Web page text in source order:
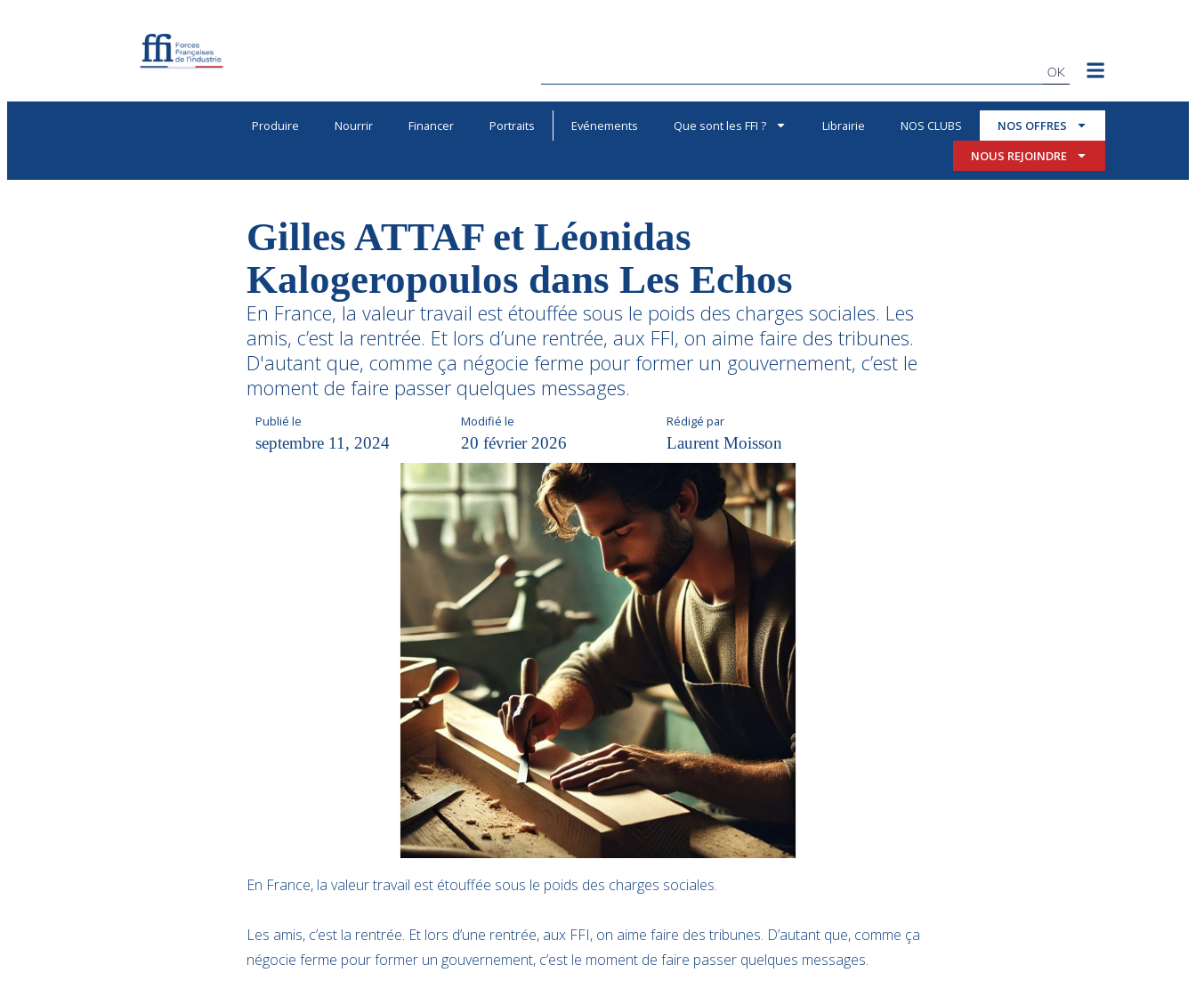
OK
Produire Nourrir Financer Portraits Evénements Que sont les FFI ? Librairie NOS CLUBS
NOS OFFRES
NOUS REJOINDRE
Gilles ATTAF et Léonidas
Kalogeropoulos dans Les Echos
En France, la valeur travail est étouffée sous le poids des charges sociales. Les
amis, c’est la rentrée. Et lors d’une rentrée, aux FFI, on aime faire des tribunes.
D'autant que, comme ça négocie ferme pour former un gouvernement, c’est le
moment de faire passer quelques messages.
Publié le
septembre 11, 2024
Modifié le
20 février 2026
Rédigé par
Laurent Moisson
En France, la valeur travail est étouffée sous le poids des charges sociales.
Les amis, c’est la rentrée. Et lors d’une rentrée, aux FFI, on aime faire des tribunes. D’autant que, comme ça
négocie ferme pour former un gouvernement, c’est le moment de faire passer quelques messages.